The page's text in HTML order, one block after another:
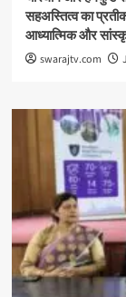
सहअस्तित्व का
आध्यात्मिक और
swarajtv.com